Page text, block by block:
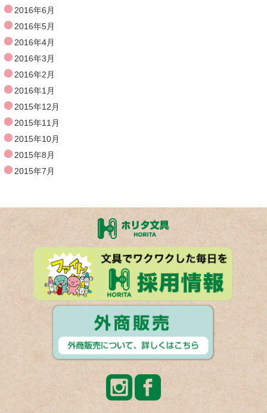
2016年6月
2016年5月
2016年4月
2016年3月
2016年2月
2016年1月
2015年12月
2015年11月
2015年10月
2015年8月
2015年7月